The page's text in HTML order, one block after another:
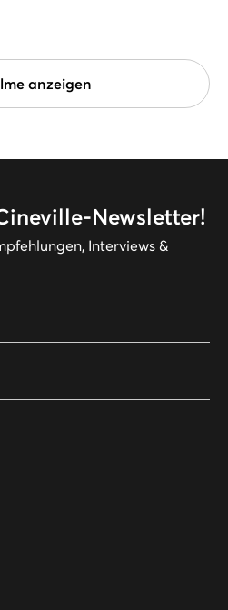
anzeigen
Newsletter!
Interviews &